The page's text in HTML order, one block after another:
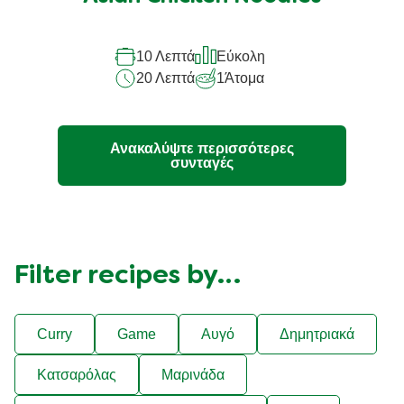
αυτό
το
recipe
10 Λεπτά
Εύκολη
20 Λεπτά
1Άτομα
Ανακαλύψτε περισσότερες
συνταγές
Filter recipes by…
Curry Game Αυγό Δημητριακά
Κατσαρόλας Μαρινάδα